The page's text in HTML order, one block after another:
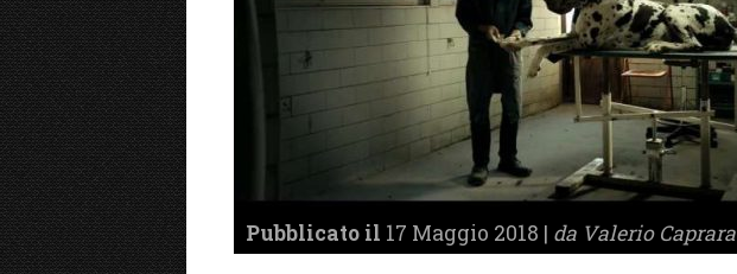
Pubblicato il 17 Maggio 2018 | da Valerio Caprara